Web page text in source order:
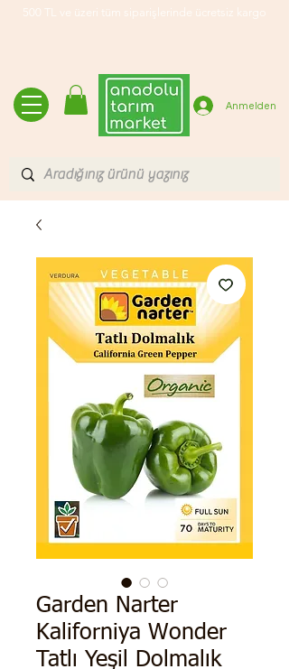
500 TL ve üzeri tüm siparişlerinde ücretsiz kargo
Anmelden
Garden Narter
Kaliforniya Wonder
Tatlı Yeşil Dolmalık